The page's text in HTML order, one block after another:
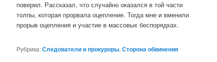
поверил. Рассказал, что случайно оказался в той части
толпы, которая прорвала оцепление. Тогда мне и вменили
прорыв оцепления и участие в массовых беспорядках.
Рубрика:Следователи и прокуроры,Сторона обвинения